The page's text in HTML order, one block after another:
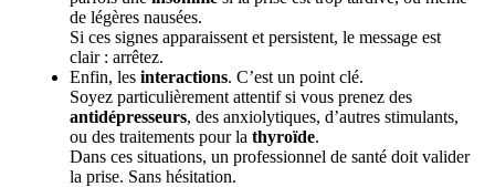
de légères nausées.
Si ces signes apparaissent et persistent, le message est
clair : arrêtez.
Enfin, les interactions. C’est un point clé.
Soyez particulièrement attentif si vous prenez des
antidépresseurs, des anxiolytiques, d’autres stimulants,
ou des traitements pour la thyroïde.
Dans ces situations, un professionnel de santé doit valider
la prise. Sans hésitation.